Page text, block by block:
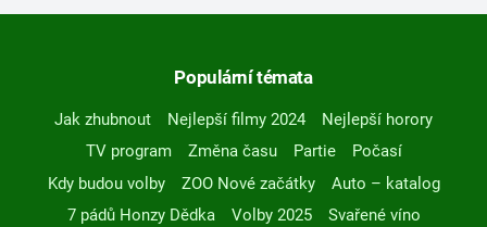
Populární témata
Jak zhubnout Nejlepší filmy 2024
Nejlepší horory
TV program
Změna času Partie
Počasí
Kdy budou volby
ZOO Nové začátky
Auto – katalog
7 pádů Honzy Dědka
Volby 2025
Svařené víno